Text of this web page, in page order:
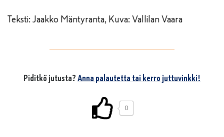
Teksti: Jaakko Mäntyranta, Kuva: Vallilan Vaara
Piditkö jutusta?Anna palautetta tai kerro juttuvinkki!
0